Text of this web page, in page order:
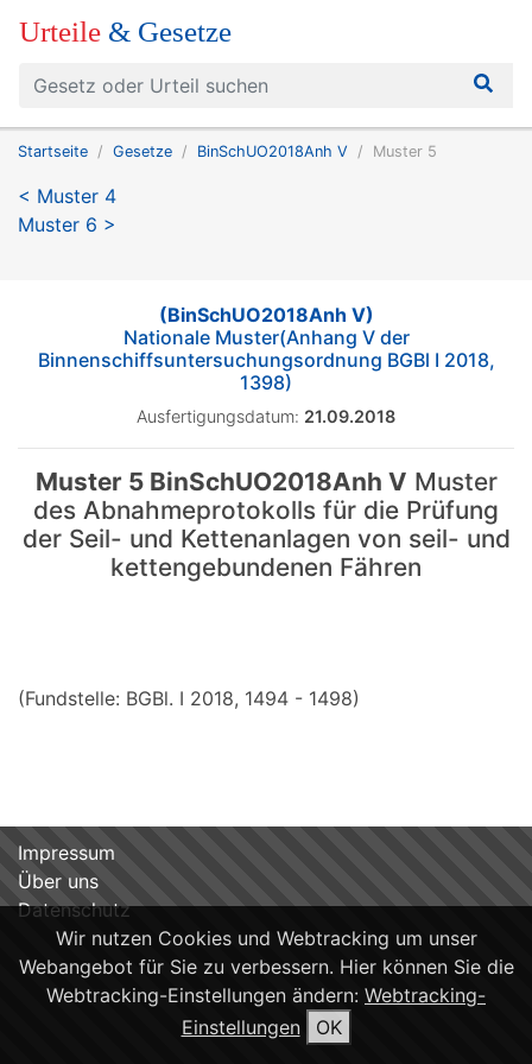
Urteile & Gesetze
Startseite Gesetze BinSchUO2018Anh V Muster 5
< Muster 4
Muster 6 >
(BinSchUO2018Anh V)
Nationale Muster(Anhang V der
Binnenschiffsuntersuchungsordnung BGBl I 2018,
1398)
Ausfertigungsdatum: 21.09.2018
Muster 5 BinSchUO2018Anh V Muster
des Abnahmeprotokolls für die Prüfung
der Seil- und Kettenanlagen von seil- und
kettengebundenen Fähren
(Fundstelle: BGBl. I 2018, 1494 - 1498)
Wir nutzen Cookies und Webtracking um unser
Webangebot für Sie zu verbessern. Hier können Sie die
Webtracking-Einstellungen ändern: Webtracking-
Einstellungen
OK
Impressum
Über uns
Datenschutz